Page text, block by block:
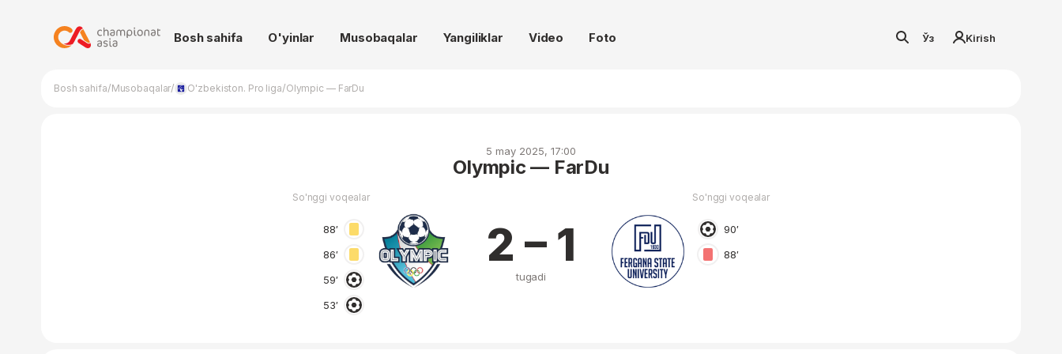
Bosh sahifa O'yinlar Musobaqalar Yangiliklar Video Foto Ўз Kirish
Bosh sahifa/Musobaqalar/ O'zbekiston. Pro liga/Olympic — FarDu
5 may 2025, 17:00
Olympic — FarDu
So'nggi voqealar
88′
86′
59′
53′
2 – 1
tugadi
So'nggi voqealar
90′
88′